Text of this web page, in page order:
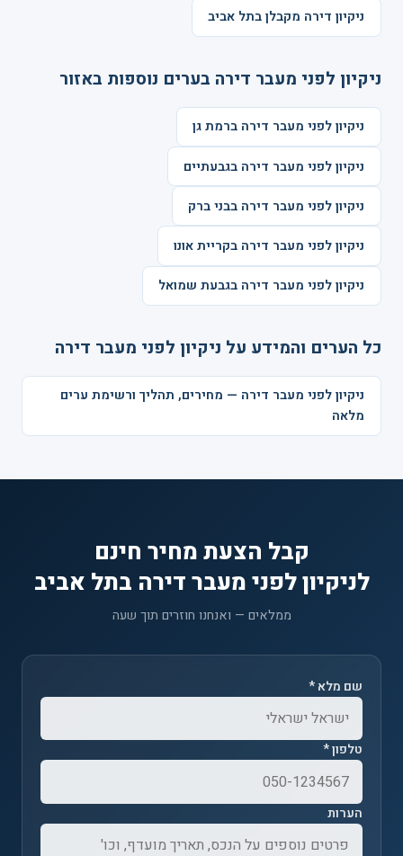
ניקיון דירה מקבלן בתל אביב
ניקיון לפני מעבר דירה בערים נוספות באזור
ניקיון לפני מעבר דירה ברמת גן
ניקיון לפני מעבר דירה בגבעתיים
ניקיון לפני מעבר דירה בבני ברק
ניקיון לפני מעבר דירה בקריית אונו
ניקיון לפני מעבר דירה בגבעת שמואל
כל הערים והמידע על ניקיון לפני מעבר דירה
ניקיון לפני מעבר דירה — מחירים, תהליך ורשימת ערים
מלאה
קבל הצעת מחיר חינם
לניקיון לפני מעבר דירה בתל אביב
ממלאים — ואנחנו חוזרים תוך שעה
שם מלא *
טלפון *
הערות